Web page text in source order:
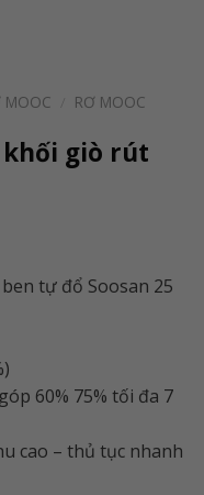
MOOC
RƠ MOOC
khối giò rút
tự đổ Soosan 25
60% 75% tối đa 7
cao – thủ tục nhanh